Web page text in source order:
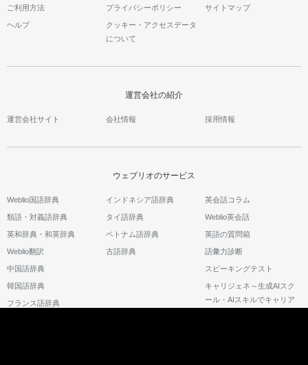
ご利用方法 プライバシーポリシー サイトマップ
ヘルプ
クッキー・アクセスデータ
について
運営会社の紹介
運営会社サイト 会社情報 採用情報
ウェブリオのサービス
Weblio国語辞典
類語・対義語辞典
英和辞典・和英辞典
Weblio翻訳
中国語辞典
韓国語辞典
フランス語辞典
インドネシア語辞典
タイ語辞典
ベトナム語辞典
古語辞典
英会話コラム
Weblio英会話
英語の質問箱
語彙力診断
スピーキングテスト
キャリジェネ～生成AIスク
ール・AIスキルでキャリア